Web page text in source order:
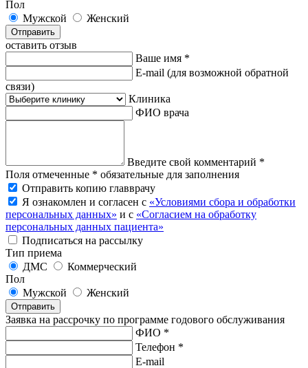
Пол
Мужской
Женский
Отправить
оставить отзыв
Ваше имя *
E-mail (для возможной обратной
связи)
Клиника
ФИО врача
Введите свой комментарий *
Поля отмеченные * обязательные для заполнения
Отправить копию главврачу
Я ознакомлен и согласен с «Условиями сбора и обработки
персональных данных» и с «Согласием на обработку
персональных данных пациента»
Подписаться на рассылку
Тип приема
ДМС
Коммерческий
Пол
Мужской
Женский
Отправить
Заявка на рассрочку по программе годового обслуживания
ФИО *
Телефон *
E-mail